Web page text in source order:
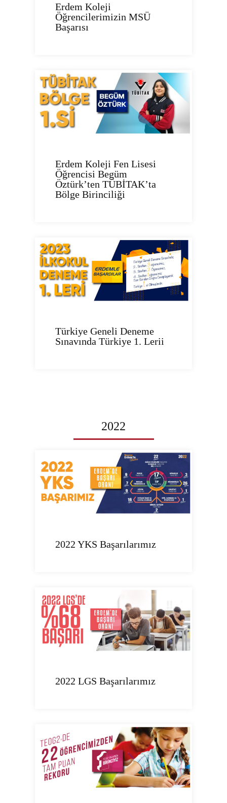
Erdem Koleji
Öğrencilerimizin MSÜ
Başarısı
Erdem Koleji Fen Lisesi
Öğrencisi Begüm
Öztürk’ten TÜBİTAK’ta
Bölge Birinciliği
Türkiye Geneli Deneme
Sınavında Türkiye 1. Lerii
2022
2022 YKS Başarılarımız
2022 LGS Başarılarımız